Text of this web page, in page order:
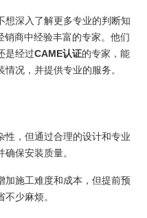
想深入了解更多专业的判断知
销商中经验丰富的专家。他们
是经过CAME认证的专家，能
情况，并提供专业的服务。
性，但通过合理的设计和专业
保安装质量。
加施工难度和成本，但提前预
少麻烦。